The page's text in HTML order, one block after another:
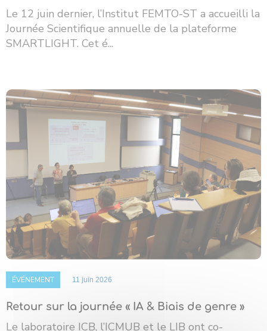
Le 12 juin dernier, l’Institut FEMTO-ST a accueilli la
Journée Scientifique annuelle de la plateforme
SMARTLIGHT. Cet é...
ÉVÉNEMENT 11 juin 2026
Retour sur la journée « IA & Biais de genre »
Le laboratoire ICB, l’ICMUB et le LIB ont co-